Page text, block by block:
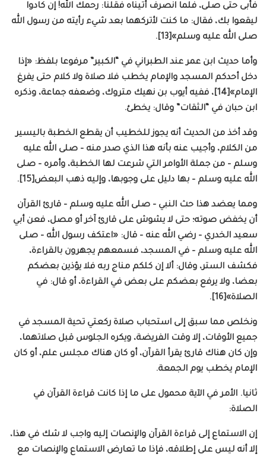
فأبى حتى صلى، فلما انصرف أتيناه فقلنا: رحمك الله! إن كادوا
ليقعوا بك، فقال: ما كنت لأتركهما بعد شيء رأيته من رسول الله
صلى الله عليه وسلم»[13].
وأما حديث ابن عمر عند الطبراني في “الكبير” مرفوعا بلفظ: «إذا
دخل أحدكم المسجد والإمام يخطب فلا صلاة ولا كلام حتى يفرغ
الإمام»[14]، ففيه أيوب بن نهيك متروك، وضعفه جماعة، وذكره
ابن حبان في “الثقات” وقال: يخطئ.
وقد أخذ من الحديث أنه يجوز للخطيب أن يقطع الخطبة باليسير
من الكلام، وأجيب عنه بأنه هذا الذي صدر منه – صلى الله عليه
وسلم – من جملة الأوامر التي شرعت لها الخطبة، وأمره – صلى
الله عليه وسلم – بها دليل على وجوبها، وإليه ذهب البعض[15].
ومما يعضد هذا حث النبي – صلى الله عليه وسلم – قارئ القرآن
أن يخفض صوته؛ حتى لا يشوش على قارئ آخر أو مصل، فعن أبي
سعيد الخدري – رضي الله عنه – قال: «اعتكف رسول الله – صلى
الله عليه وسلم – في المسجد، فسمعهم يجهرون بالقراءة،
فكشف الستر، وقال: ألا إن كلكم مناج ربه فلا يؤذين بعضكم
بعضا، ولا يرفع بعضكم على بعض في القراءة، أو قال: في
الصلاة»[16].
ونخلص مما سبق إلى استحباب صلاة ركعتي تحية المسجد في
جميع الأوقات، إلا وقت الفريضة، ويكره الجلوس قبل صلاتهما،
وإن كان هناك قارئ يقرأ القرآن، أو كان هناك مجلس علم، أو كان
الإمام يخطب يوم الجمعة.
ثانيا. الأمر في الآية محمول على ما إذا كانت قراءة القرآن في
الصلاة:
إن الاستماع إلى قراءة القرآن والإنصات إليه واجب لا شك في هذا،
إلا أنه ليس على إطلاقه، فإذا ما تعارض الاستماع والإنصات مع